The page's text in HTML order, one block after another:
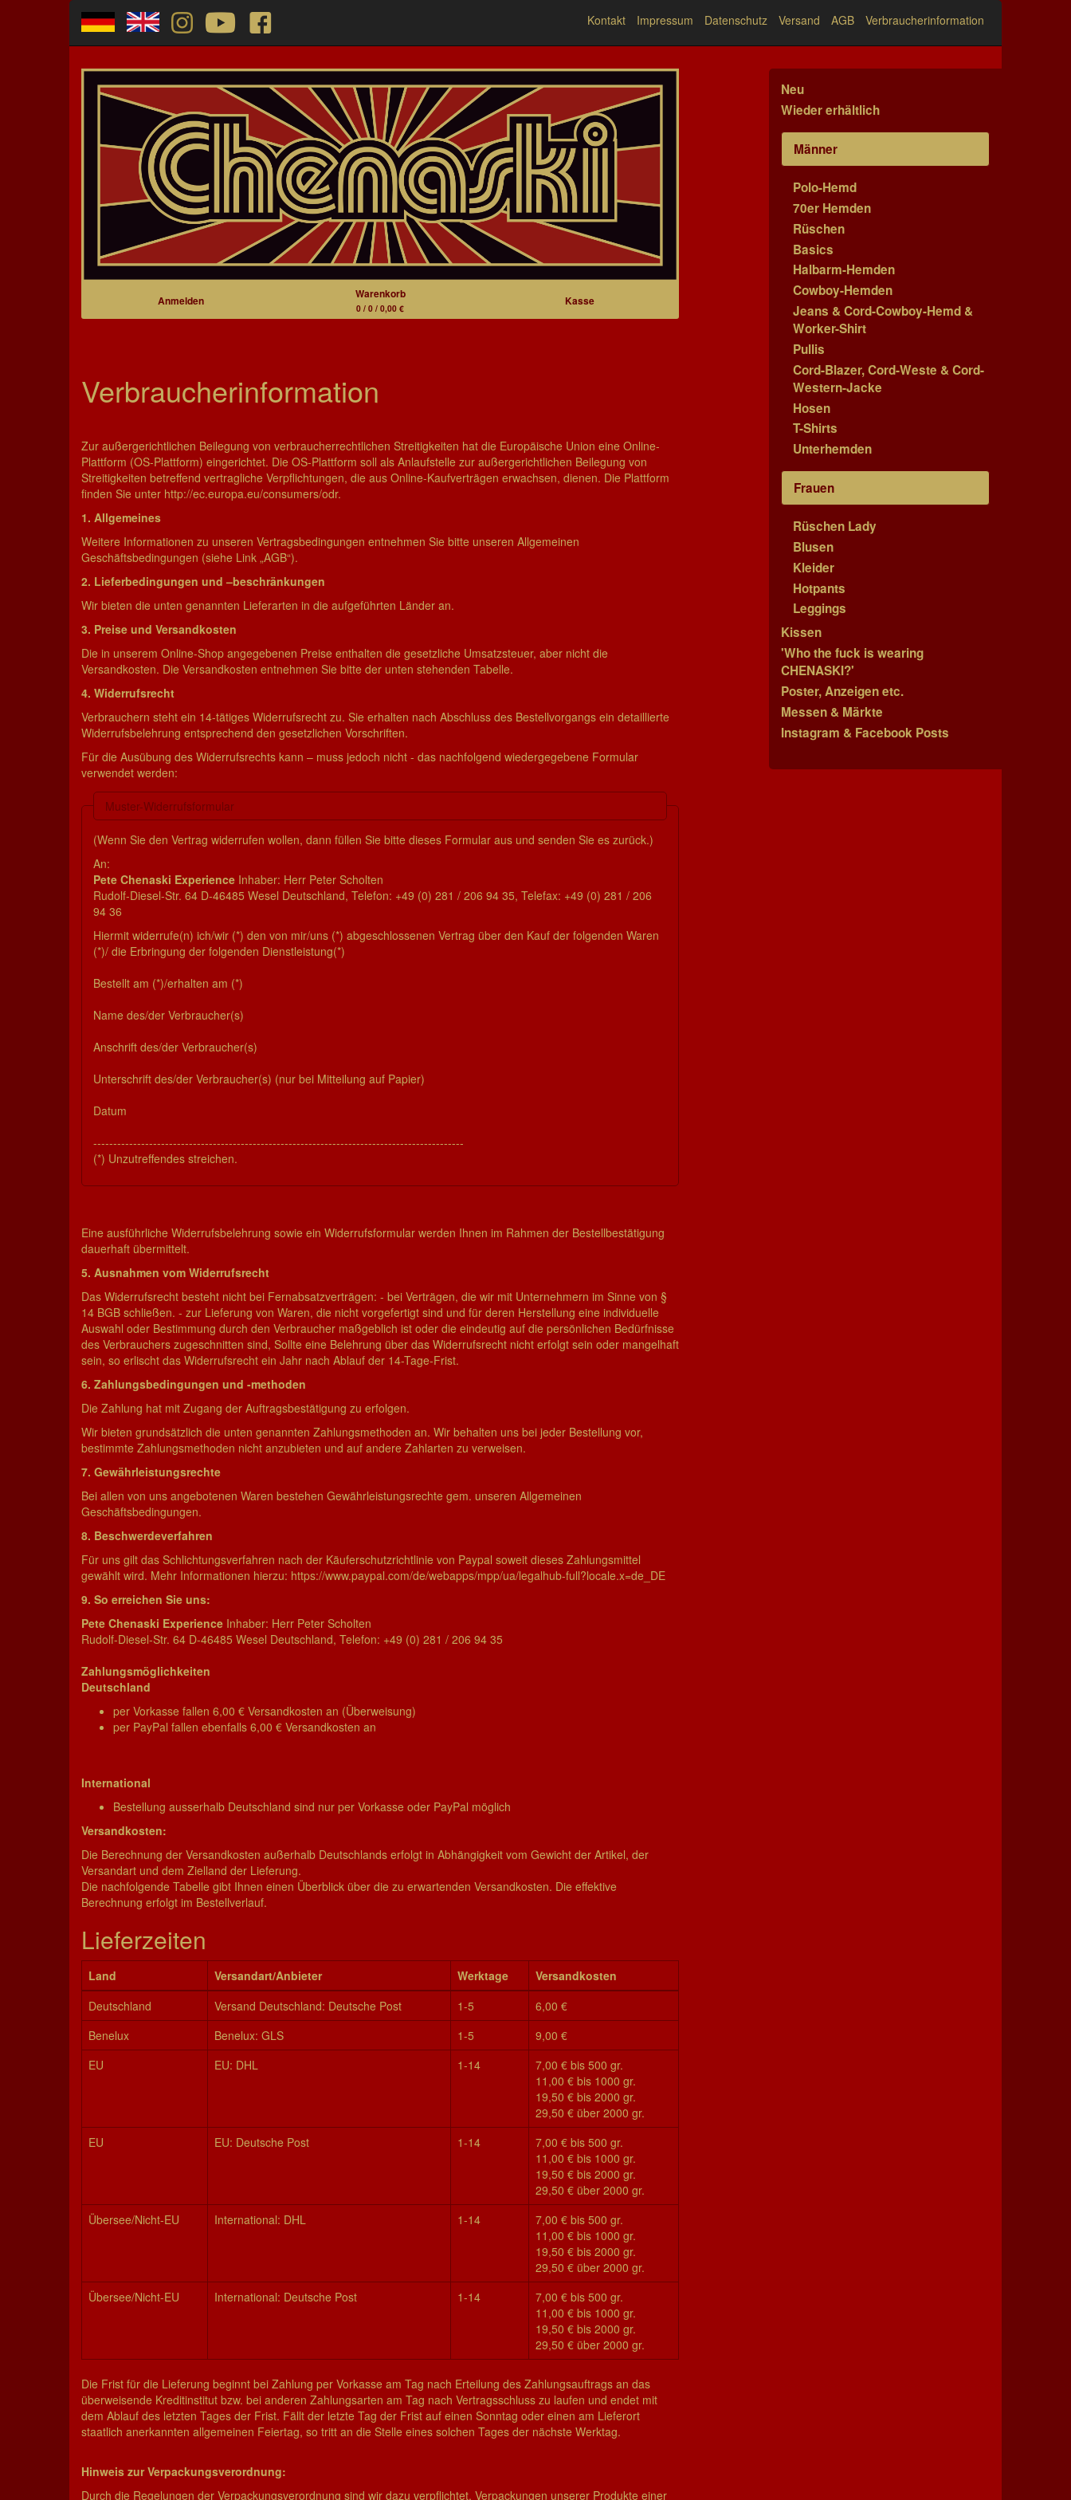
Kontakt Impressum Datenschutz Versand AGB Verbraucherinformation
Anmelden Warenkorb
0 / 0 / 0,00 €
Kasse
Verbraucherinformation
Zur außergerichtlichen Beilegung von verbraucherrechtlichen Streitigkeiten hat die Europäische Union eine Online-
Plattform (OS-Plattform) eingerichtet. Die OS-Plattform soll als Anlaufstelle zur außergerichtlichen Beilegung von
Streitigkeiten betreffend vertragliche Verpflichtungen, die aus Online-Kaufverträgen erwachsen, dienen. Die Plattform
finden Sie unter http://ec.europa.eu/consumers/odr.
1. Allgemeines
Weitere Informationen zu unseren Vertragsbedingungen entnehmen Sie bitte unseren Allgemeinen
Geschäftsbedingungen (siehe Link „AGB“).
2. Lieferbedingungen und –beschränkungen
Wir bieten die unten genannten Lieferarten in die aufgeführten Länder an.
3. Preise und Versandkosten
Die in unserem Online-Shop angegebenen Preise enthalten die gesetzliche Umsatzsteuer, aber nicht die
Versandkosten. Die Versandkosten entnehmen Sie bitte der unten stehenden Tabelle.
4. Widerrufsrecht
Verbrauchern steht ein 14-tätiges Widerrufsrecht zu. Sie erhalten nach Abschluss des Bestellvorgangs ein detaillierte
Widerrufsbelehrung entsprechend den gesetzlichen Vorschriften.
Für die Ausübung des Widerrufsrechts kann – muss jedoch nicht - das nachfolgend wiedergegebene Formular
verwendet werden:
Muster-Widerrufsformular
(Wenn Sie den Vertrag widerrufen wollen, dann füllen Sie bitte dieses Formular aus und senden Sie es zurück.)
An:
Pete Chenaski Experience
Inhaber: Herr Peter Scholten
Rudolf-Diesel-Str. 64 D-46485 Wesel Deutschland, Telefon: +49 (0) 281 / 206 94 35, Telefax: +49 (0) 281 / 206
94 36
Hiermit widerrufe(n) ich/wir (*) den von mir/uns (*) abgeschlossenen Vertrag über den Kauf der folgenden Waren
(*)/ die Erbringung der folgenden Dienstleistung(*)
Bestellt am (*)/erhalten am (*)
Name des/der Verbraucher(s)
Anschrift des/der Verbraucher(s)
Unterschrift des/der Verbraucher(s) (nur bei Mitteilung auf Papier)
Datum
---------------------------------------------------------------------------------------------
(*) Unzutreffendes streichen.
Eine ausführliche Widerrufsbelehrung sowie ein Widerrufsformular werden Ihnen im Rahmen der Bestellbestätigung
dauerhaft übermittelt.
5. Ausnahmen vom Widerrufsrecht
Das Widerrufsrecht besteht nicht bei Fernabsatzverträgen: - bei Verträgen, die wir mit Unternehmern im Sinne von §
14 BGB schließen. - zur Lieferung von Waren, die nicht vorgefertigt sind und für deren Herstellung eine individuelle
Auswahl oder Bestimmung durch den Verbraucher maßgeblich ist oder die eindeutig auf die persönlichen Bedürfnisse
des Verbrauchers zugeschnitten sind, Sollte eine Belehrung über das Widerrufsrecht nicht erfolgt sein oder mangelhaft
sein, so erlischt das Widerrufsrecht ein Jahr nach Ablauf der 14-Tage-Frist.
6. Zahlungsbedingungen und -methoden
Die Zahlung hat mit Zugang der Auftragsbestätigung zu erfolgen.
Wir bieten grundsätzlich die unten genannten Zahlungsmethoden an. Wir behalten uns bei jeder Bestellung vor,
bestimmte Zahlungsmethoden nicht anzubieten und auf andere Zahlarten zu verweisen.
7. Gewährleistungsrechte
Bei allen von uns angebotenen Waren bestehen Gewährleistungsrechte gem. unseren Allgemeinen
Geschäftsbedingungen.
8. Beschwerdeverfahren
Für uns gilt das Schlichtungsverfahren nach der Käuferschutzrichtlinie von Paypal soweit dieses Zahlungsmittel
gewählt wird. Mehr Informationen hierzu: https://www.paypal.com/­de/­webapps/­mpp/­ua/­legalhub-full?locale.x=de_DE
9. So erreichen Sie uns:
Pete Chenaski Experience Inhaber: Herr Peter Scholten
Rudolf-Diesel-Str. 64 D-46485 Wesel Deutschland, Telefon: +49 (0) 281 / 206 94 35
Zahlungsmöglichkeiten
Deutschland
per Vorkasse fallen 6,00 € Versandkosten an (Überweisung)
per PayPal fallen ebenfalls 6,00 € Versandkosten an
International
Bestellung ausserhalb Deutschland sind nur per Vorkasse oder PayPal möglich
Versandkosten:
Die Berechnung der Versandkosten außerhalb Deutschlands erfolgt in Abhängigkeit vom Gewicht der Artikel, der
Versandart und dem Zielland der Lieferung.
Die nachfolgende Tabelle gibt Ihnen einen Überblick über die zu erwartenden Versandkosten. Die effektive
Berechnung erfolgt im Bestellverlauf.
Lieferzeiten
Land Ver­sand­art/­An­bie­ter Werk­tage
Ver­sand­kos­ten
Deutschland
Versand Deutschland: Deutsche Post 1-5
6,00 €
Benelux
Benelux: GLS 1-5
9,00 €
EU
EU: DHL 1-14
7,00 € bis 500 gr.
11,00 € bis 1000 gr.
19,50 € bis 2000 gr.
29,50 € über 2000 gr.
EU
EU: Deutsche Post 1-14
7,00 € bis 500 gr.
11,00 € bis 1000 gr.
19,50 € bis 2000 gr.
29,50 € über 2000 gr.
Übersee/Nicht-EU
International: DHL 1-14
7,00 € bis 500 gr.
11,00 € bis 1000 gr.
19,50 € bis 2000 gr.
29,50 € über 2000 gr.
Übersee/Nicht-EU
International: Deutsche Post 1-14
7,00 € bis 500 gr.
11,00 € bis 1000 gr.
19,50 € bis 2000 gr.
29,50 € über 2000 gr.
Die Frist für die Lieferung beginnt bei Zahlung per Vorkasse am Tag nach Erteilung des Zahlungsauftrags an das
überweisende Kreditinstitut bzw. bei anderen Zahlungsarten am Tag nach Vertragsschluss zu laufen und endet mit
dem Ablauf des letzten Tages der Frist. Fällt der letzte Tag der Frist auf einen Sonntag oder einen am Lieferort
staatlich anerkannten allgemeinen Feiertag, so tritt an die Stelle eines solchen Tages der nächste Werktag.
Hinweis zur Verpackungsverordnung:
Durch die Regelungen der Verpackungsverordnung sind wir dazu verpflichtet, Verpackungen unserer Produkte einer
Neu
Wieder erhältlich
Männer
Polo-Hemd
70er Hemden
Rüschen
Basics
Halbarm-Hemden
Cowboy-Hemden
Jeans & Cord-Cowboy-Hemd &
Worker-Shirt
Pullis
Cord-Blazer, Cord-Weste & Cord-
Western-Jacke
Hosen
T-Shirts
Unterhemden
Frauen
Rüschen Lady
Blusen
Kleider
Hotpants
Leggings
Kissen
'Who the fuck is wearing
CHENASKI?'
Poster, Anzeigen etc.
Messen & Märkte
Instagram & Facebook Posts